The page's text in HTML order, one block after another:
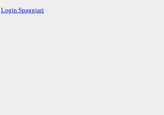
Login Spaggiari